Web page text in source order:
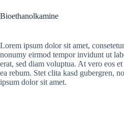
Bioethanolkamine
Lorem ipsum dolor sit amet,
nonumy eirmod tempor invidunt ut
erat, sed diam voluptua. At vero eos
ea rebum. Stet clita kasd gubergren,
ipsum dolor sit amet.